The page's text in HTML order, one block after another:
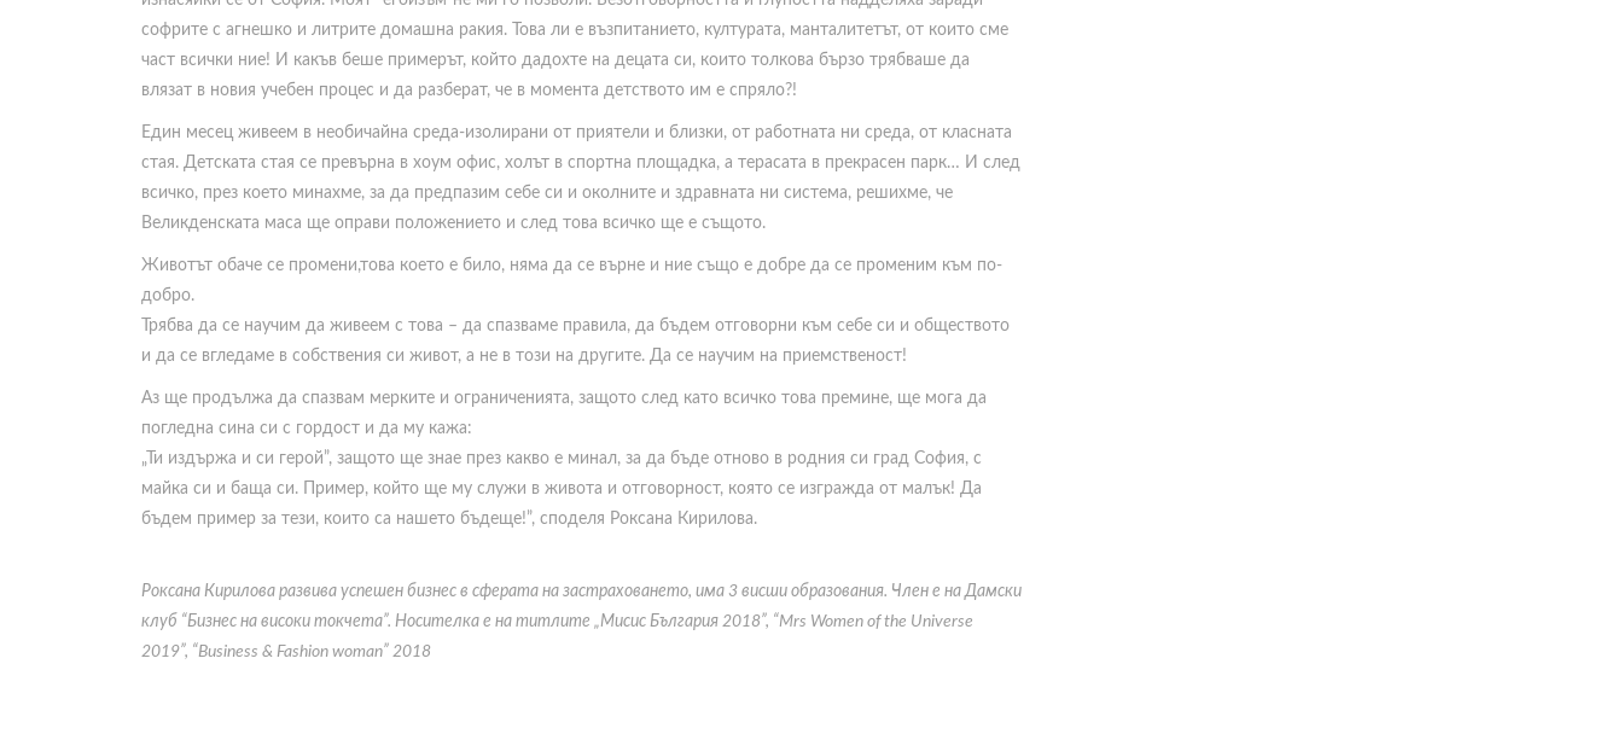
софрите с агнешко и литрите домашна ракия. Това ли е възпитанието, културата, манталитетът, от които сме
част всички ние! И какъв беше примерът, който дадохте на децата си, които толкова бързо трябваше да
влязат в новия учебен процес и да разберат, че в момента детството им е спряло?!
Един месец живеем в необичайна среда-изолирани от приятели и близки, от работната ни среда, от класната
стая. Детската стая се превърна в хоум офис, холът в спортна площадка, а терасата в прекрасен парк… И след
всичко, през което минахме, за да предпазим себе си и околните и здравната ни система, решихме, че
Великденската маса ще оправи положението и след това всичко ще е същото.
Животът обаче се промени,това което е било, няма да се върне и ние също е добре да се променим към по-
добро.
Трябва да се научим да живеем с това – да спазваме правила, да бъдем отговорни към себе си и обществото
и да се вгледаме в собствения си живот, а не в този на другите. Да се научим на приемственост!
Аз ще продължа да спазвам мерките и ограниченията, защото след като всичко това премине, ще мога да
погледна сина си с гордост и да му кажа:
„Ти издържа и си герой”, защото ще знае през какво е минал, за да бъде отново в родния си град София, с
майка си и баща си. Пример, който ще му служи в живота и отговорност, която се изгражда от малък! Да
бъдем пример за тези, които са нашето бъдеще!”, споделя Роксана Кирилова.
Роксана Кирилова развива успешен бизнес в сферата на застраховането, има 3 висши образования. Член е на Дамски
клуб “Бизнес на високи токчета”. Носителка е на титлите „Мисис България 2018”, “Mrs Women of the Universe
2019”, “Business & Fashion woman” 2018